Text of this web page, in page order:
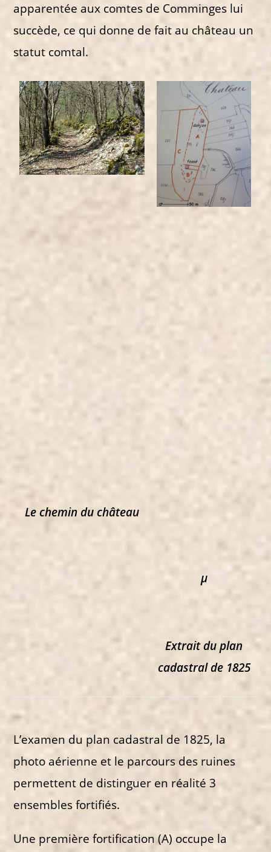
apparentée aux comtes de Comminges lui
succède, ce qui donne de fait au château un
statut comtal.
Le chemin du château
µ
Extrait du plan
cadastral de 1825
L’examen du plan cadastral de 1825, la
photo aérienne et le parcours des ruines
permettent de distinguer en réalité 3
ensembles fortifiés.
Une première fortification (A) occupe la